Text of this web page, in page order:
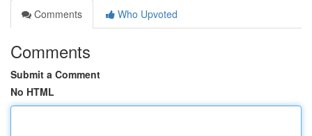
Comments
Who Upvoted
Comments
Submit a Comment
No HTML